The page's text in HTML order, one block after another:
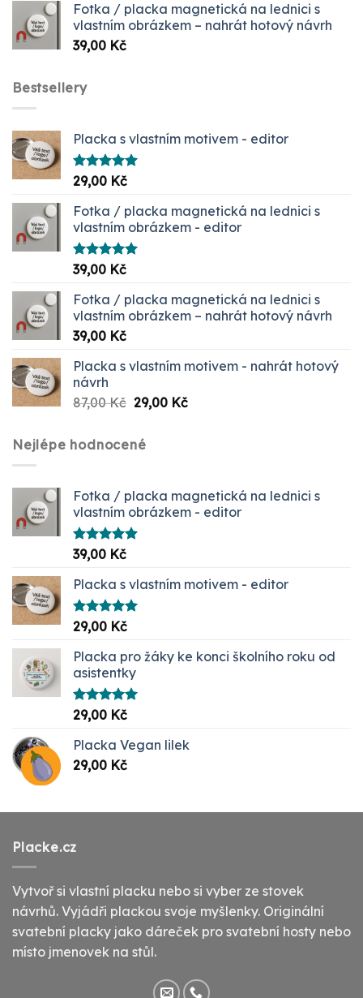
až
1099,00 Kč
Fotka / placka magnetická na lednici s
vlastním obrázkem – nahrát hotový návrh
39,00 Kč
Bestsellery
Placka s vlastním motivem - editor
Hodnocení
5.00
29,00 Kč
Fotka / placka magnetická na lednici s
vlastním obrázkem - editor
Hodnocení
5.00
39,00 Kč
Fotka / placka magnetická na lednici s
vlastním obrázkem – nahrát hotový návrh
39,00 Kč
Placka s vlastním motivem - nahrát hotový
návrh
87,00Kč Původní
byla:
87,00 Kč.
29,00 KčAktuální
Nejlépe hodnocené
Fotka / placka magnetická na lednici s
vlastním obrázkem - editor
Hodnocení
5.00
39,00 Kč
Placka s vlastním motivem - editor
Hodnocení
5.00
29,00 Kč
Placka pro žáky ke konci školního roku od
asistentky
Hodnocení
5.00
29,00 Kč
Placka Vegan lilek
29,00 Kč
Placke.cz
Vytvoř si vlastní placku nebo si vyber ze stovek
návrhů. Vyjádři plackou svoje myšlenky. Originální
svatební placky jako dáreček pro svatební hosty nebo
místo jmenovek na stůl.